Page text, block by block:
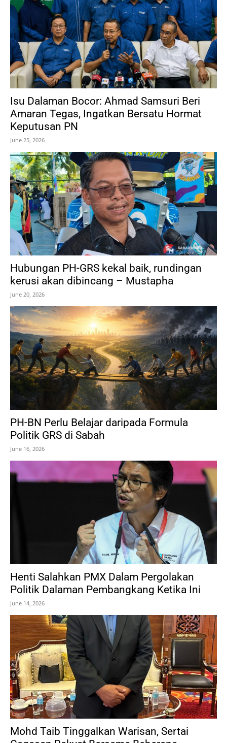
​Isu Dalaman Bocor: Ahmad Samsuri Beri
Amaran Tegas, Ingatkan Bersatu Hormat
Keputusan PN
June 25, 2026
Hubungan PH-GRS kekal baik, rundingan
kerusi akan dibincang – Mustapha
June 20, 2026
PH-BN Perlu Belajar daripada Formula
Politik GRS di Sabah
June 16, 2026
Henti Salahkan PMX Dalam Pergolakan
Politik Dalaman Pembangkang Ketika Ini
June 14, 2026
Mohd Taib Tinggalkan Warisan, Sertai